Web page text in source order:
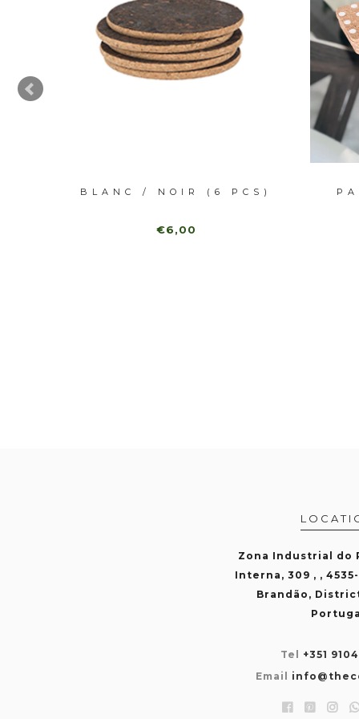
BLANC / NOIR (6 PCS)
€6,00
Zona Industrial do
Interna, 309 , ,
Brandão,
Tel +351
Email